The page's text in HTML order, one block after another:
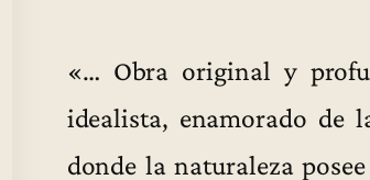
«… Obra original y
idealista, enamorado de
donde la naturaleza